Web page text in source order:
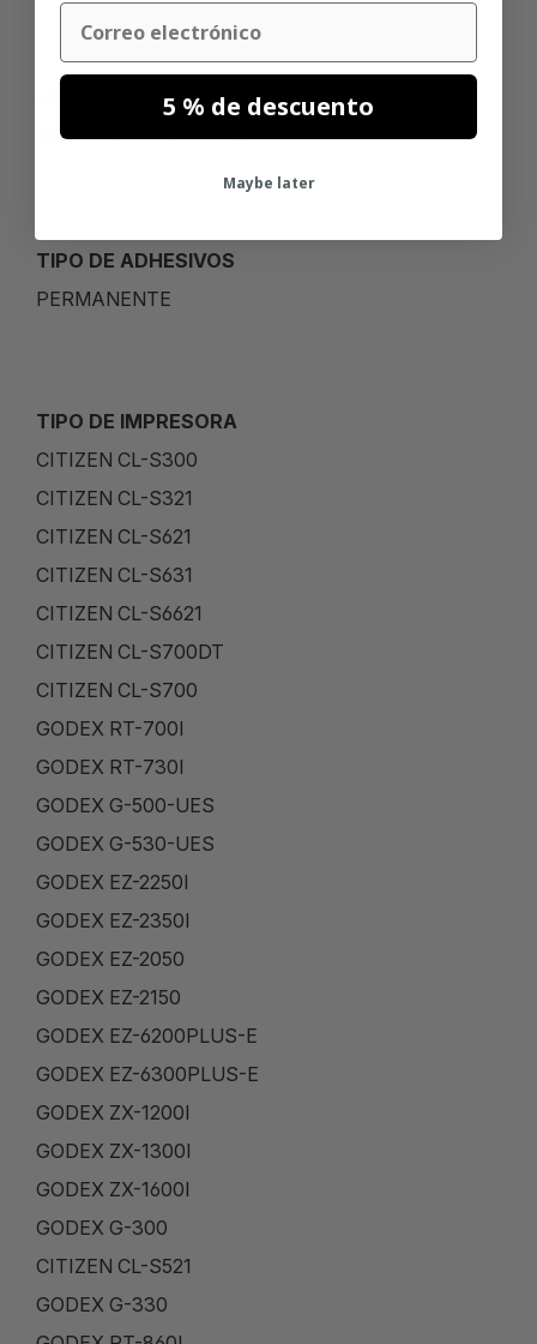
TÉRMICO DIRECTO (ECO)
TIPO DE ADHESIVOS
PERMANENTE
TIPO DE IMPRESORA
CITIZEN CL-S300
CITIZEN CL-S321
CITIZEN CL-S621
CITIZEN CL-S631
CITIZEN CL-S6621
CITIZEN CL-S700DT
CITIZEN CL-S700
GODEX RT-700I
GODEX RT-730I
GODEX G-500-UES
GODEX G-530-UES
GODEX EZ-2250I
GODEX EZ-2350I
GODEX EZ-2050
GODEX EZ-2150
GODEX EZ-6200PLUS-E
GODEX EZ-6300PLUS-E
GODEX ZX-1200I
GODEX ZX-1300I
GODEX ZX-1600I
GODEX G-300
CITIZEN CL-S521
GODEX G-330
Email
5 % de descuento
Maybe later